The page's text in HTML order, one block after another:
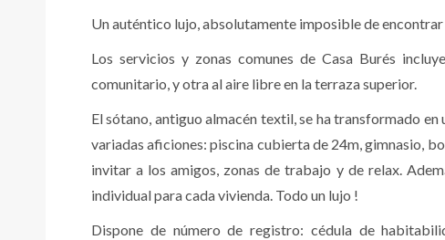
Un auténtico lujo, absolutamente imposible de encontrar
Los servicios y zonas comunes de Casa Burés
comunitario, y otra al aire libre en la terraza superior.
El sótano, antiguo almacén textil, se ha transformado
variadas aficiones: piscina cubierta de 24m, gimnasio,
invitar a los amigos, zonas de trabajo y de relax.
individual para cada vivienda. Todo un lujo !
Dispone de número de registro: cédula de